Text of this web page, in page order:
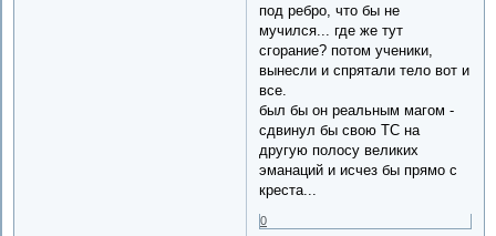
под ребро, что бы не
мучился... где же тут
сгорание? потом ученики,
вынесли и спрятали тело вот и
все.
был бы он реальным магом -
сдвинул бы свою ТС на
другую полосу великих
эманаций и исчез бы прямо с
креста...
0